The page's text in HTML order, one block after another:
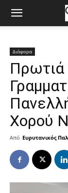
Διάφορα
Πρωτιά
Χορού
Από Ευρυτανικός